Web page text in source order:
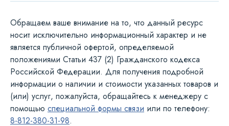
Обращаем ваше внимание на то, что данный ресурс
носит исключительно информационный характер и не
является публичной офертой, определяемой
положениями Статьи 437 (2) Гражданского кодекса
Российской Федерации. Для получения подробной
информации о наличии и стоимости указанных товаров и
(или) услуг, пожалуйста, обращайтесь к менеджеру с
помощью специальной формы связи или по телефону:
8-812-380-31-98.